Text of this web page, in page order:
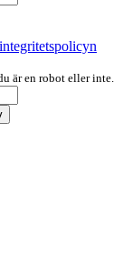
integritetspolicyn
är en robot eller inte.